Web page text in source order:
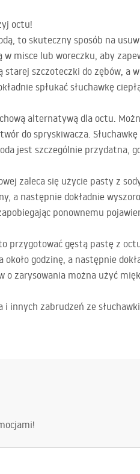
octu!
to skuteczny sposób na
misce lub woreczku, aby
starej szczoteczki do zębów,
spłukać słuchawkę
alternatywą dla octu.
do spryskiwacza.
jest szczególnie przydatna,
zaleca się użycie pasty z
a następnie dokładnie
ponownemu
przygotować gęstą pastę z
godzinę, a następnie
zarysowania można użyć
i innych zabrudzeń ze